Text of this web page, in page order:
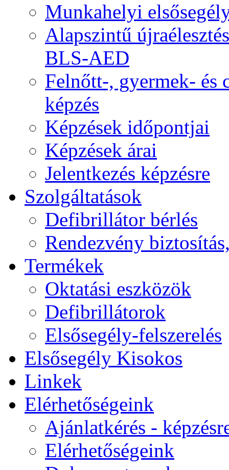
Munkahelyi
Alapszintű
BLS-AED
Felnőtt-, gyermek- és
képzés
Képzések időpontjai
Képzések árai
Jelentkezés képzésre
Szolgáltatások
Defibrillátor bérlés
Rendezvény
Termékek
Oktatási eszközök
Defibrillátorok
Elsősegély-felszerelés
Elsősegély Kisokos
Linkek
Elérhetőségeink
Ajánlatkérés -
Elérhetőségeink